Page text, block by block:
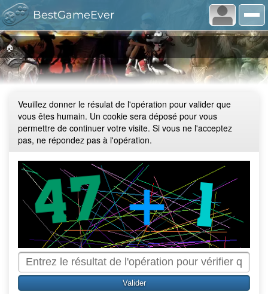
BestGameEver
🏠
Veuillez donner le résulat de l'opération pour valider que
vous êtes humain. Un cookie sera déposé pour vous
permettre de continuer votre visite. Si vous ne l'acceptez
pas, ne répondez pas à l'opération.